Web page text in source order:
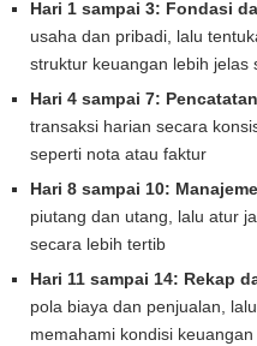
Hari 1 sampai 3: Fondasi
usaha dan pribadi, lalu
struktur keuangan lebih jelas
Hari 4 sampai 7:
transaksi harian secara
seperti nota atau faktur
Hari 8 sampai 10:
piutang dan utang, lalu atur
secara lebih tertib
Hari 11 sampai 14: Rekap
pola biaya dan penjualan,
memahami kondisi keuangan